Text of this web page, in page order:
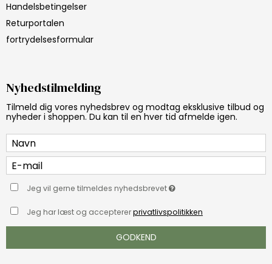
Handelsbetingelser
Returportalen
fortrydelsesformular
Nyhedstilmelding
Tilmeld dig vores nyhedsbrev og modtag eksklusive tilbud og
nyheder i shoppen. Du kan til en hver tid afmelde igen.
Jeg vil gerne tilmeldes nyhedsbrevet
Jeg har læst og acceptererprivatlivspolitikken
GODKEND